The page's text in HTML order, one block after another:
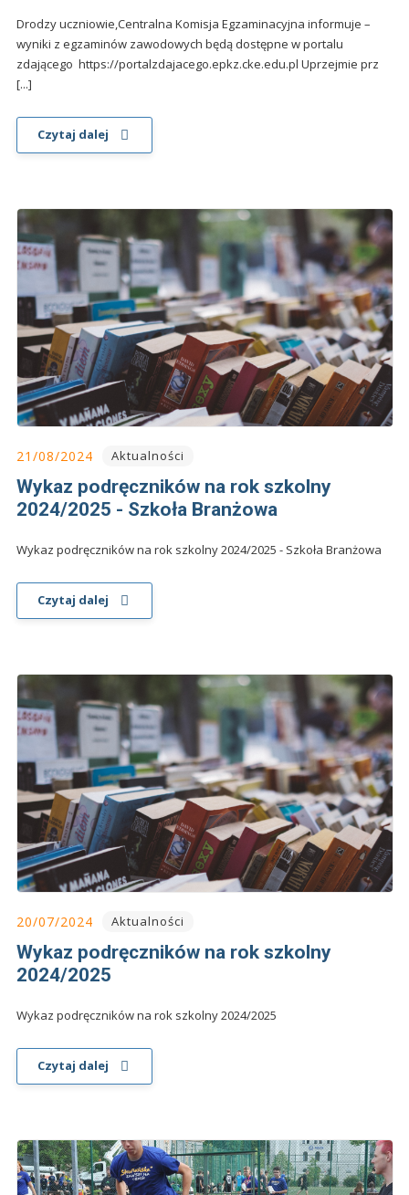
Drodzy uczniowie,Centralna Komisja Egzaminacyjna informuje –
wyniki z egzaminów zawodowych będą dostępne w portalu
zdającego https://portalzdajacego.epkz.cke.edu.pl Uprzejmie prz
[...]
Czytaj dalej
21/08/2024 Aktualności
Wykaz podręczników na rok szkolny
2024/2025 - Szkoła Branżowa
Wykaz podręczników na rok szkolny 2024/2025 - Szkoła Branżowa
Czytaj dalej
20/07/2024 Aktualności
Wykaz podręczników na rok szkolny
2024/2025
Wykaz podręczników na rok szkolny 2024/2025
Czytaj dalej